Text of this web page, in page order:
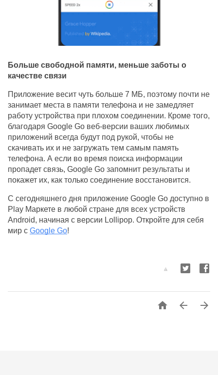
Больше свободной памяти, меньше заботы о
качестве связи
Приложение весит чуть больше 7 МБ, поэтому почти не
занимает места в памяти телефона и не замедляет
работу устройства при плохом соединении. Кроме того,
благодаря Google Go веб-версии ваших любимых
приложений всегда будут под рукой, чтобы не
скачивать их и не загружать тем самым память
телефона. А если во время поиска информации
пропадет связь, Google Go запомнит результаты и
покажет их, как только соединение восстановится.
С сегодняшнего дня приложение Google Go доступно в
Play Маркете в любой стране для всех устройств
Android, начиная с версии Lollipop. Откройте для себя
мир с Google Go!
  